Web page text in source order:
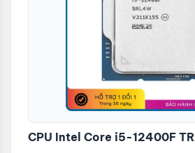
CPU Intel Core i5-12400F